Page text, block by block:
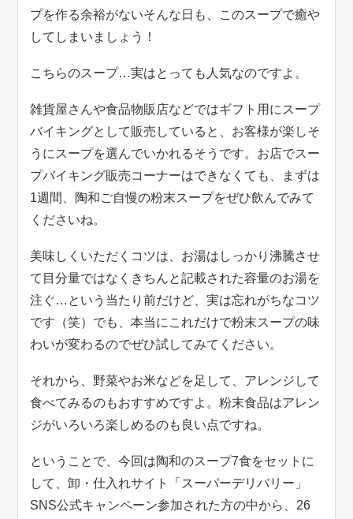
プを作る余裕がないそんな日も、このスープで癒や
してしまいましょう！
こちらのスープ…実はとっても人気なのですよ。
雑貨屋さんや食品物販店などではギフト用にスープ
バイキングとして販売していると、お客様が楽しそ
うにスープを選んでいかれるそうです。お店でスー
プバイキング販売コーナーはできなくても、まずは
1週間、陶和ご自慢の粉末スープをぜひ飲んでみて
くださいね。
美味しくいただくコツは、お湯はしっかり沸騰させ
て目分量ではなくきちんと記載された容量のお湯を
注ぐ…という当たり前だけど、実は忘れがちなコツ
です（笑）でも、本当にこれだけで粉末スープの味
わいが変わるのでぜひ試してみてください。
それから、野菜やお米などを足して、アレンジして
食べてみるのもおすすめですよ。粉末食品はアレン
ジがいろいろ楽しめるのも良い点ですね。
ということで、今回は陶和のスープ7食をセットに
して、卸・仕入れサイト「スーパーデリバリー」
SNS公式キャンペーン参加された方の中から、26